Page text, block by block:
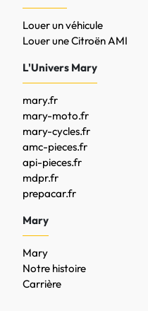
Louer un véhicule
Louer une Citroën AMI
L'Univers Mary
mary.fr
mary-moto.fr
mary-cycles.fr
amc-pieces.fr
api-pieces.fr
mdpr.fr
prepacar.fr
Mary
Mary
Notre histoire
Carrière